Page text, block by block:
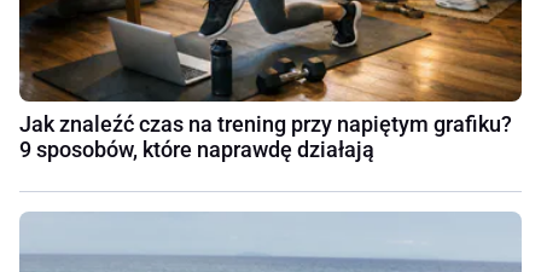
Jak znaleźć czas na trening przy napiętym grafiku?
9 sposobów, które naprawdę działają